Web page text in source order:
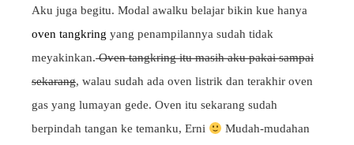
Aku juga begitu. Modal awalku belajar bikin kue hanya
oven tangkring yang penampilannya sudah tidak
meyakinkan.Oven tangkring itu masih aku pakai sampai
sekarang, walau sudah ada oven listrik dan terakhir oven
gas yang lumayan gede. Oven itu sekarang sudah
berpindah tangan ke temanku, Erni
Mudah-mudahan